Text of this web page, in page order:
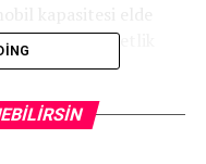
280 bin adetlik
gümrük vergisi